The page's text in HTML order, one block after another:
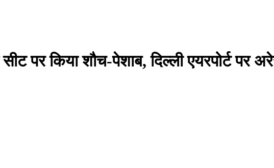
पर किया शौच-पेशाब, दिल्ली एयरपोर्ट पर